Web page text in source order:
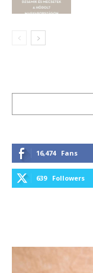
16,474 Fans
639 Followers